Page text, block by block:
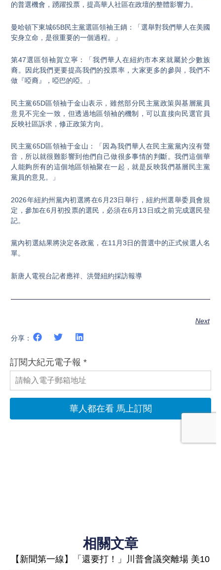
的普選機會，踴躍投票，提高華人社區在政壇的整體影響力。
曼哈頓下東城65B民主黨選區領袖王鏑：「選舉對我們華人在美國
安身立命，是很重要的一個過程。」
第47選區領袖賀立寧：「我們華人在紐約市本來就屬於少數族
裔。因此我們更要提高我們的投票率，大家更多的參與，我們不
做『啞裔』，啞巴的啞。」
民主黨65D區領袖于金山表示，雖然部分民主黨政策與基層黨員
意見不完全一致，但透過地區領袖的機制，可以直接向民選官員
反映社區訴求，修正政策方向。
民主黨65D區領袖于金山：「因為我們華人在民主黨黨內沒有聲
音，所以就很難影響到他們自己做很多事情的判斷。我們這個華
人能夠所有的這個地區領袖聚在一起，就是反映我們基層民主黨
黨員的意見。」
2026年紐約州黨內初選將在6月23日舉行，紐約州選舉委員會規
定，參加在6月初投票的選民，必須在6月13日或之前完成選民登
記。
黨內初選結果將決定各政黨，在11月3日的普選中的正式候選人名
單。
新唐人電視台記者應祥、洪聲紐約採訪報導
Next
分享：
相關文章
【新聞第一線】「還要打！」川普會議突離場 美10